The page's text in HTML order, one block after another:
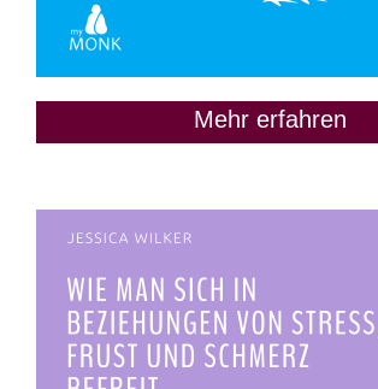
Mehr erfahren